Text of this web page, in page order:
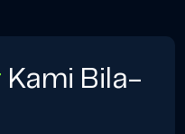
Kami Bila-